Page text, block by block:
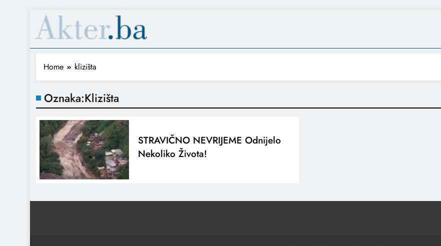
Home klizišta
Oznaka:Klizišta
STRAVIČNO NEVRIJEME Odnijelo
Nekoliko Života!